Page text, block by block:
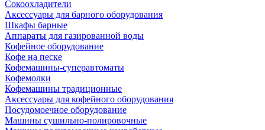
Сокоохладители
Аксессуары для барного оборудования
Шкафы барные
Аппараты для газированной воды
Кофейное оборудование
Кофе на песке
Кофемашины-суперавтоматы
Кофемолки
Кофемашины традиционные
Аксессуары для кофейного оборудования
Посудомоечное оборудование
Машины сушильно-полировочные